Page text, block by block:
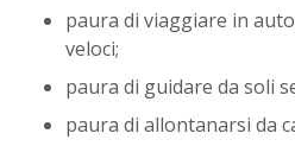
paura di viaggiare in
veloci;
paura di guidare da soli
paura di allontanarsi da